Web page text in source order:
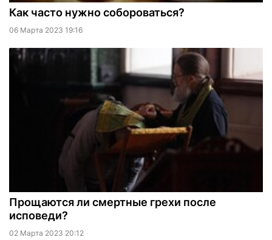
Как часто нужно собороваться?
06 Марта 2023 19:16
Прощаются ли смертные грехи после
исповеди?
02 Марта 2023 20:12